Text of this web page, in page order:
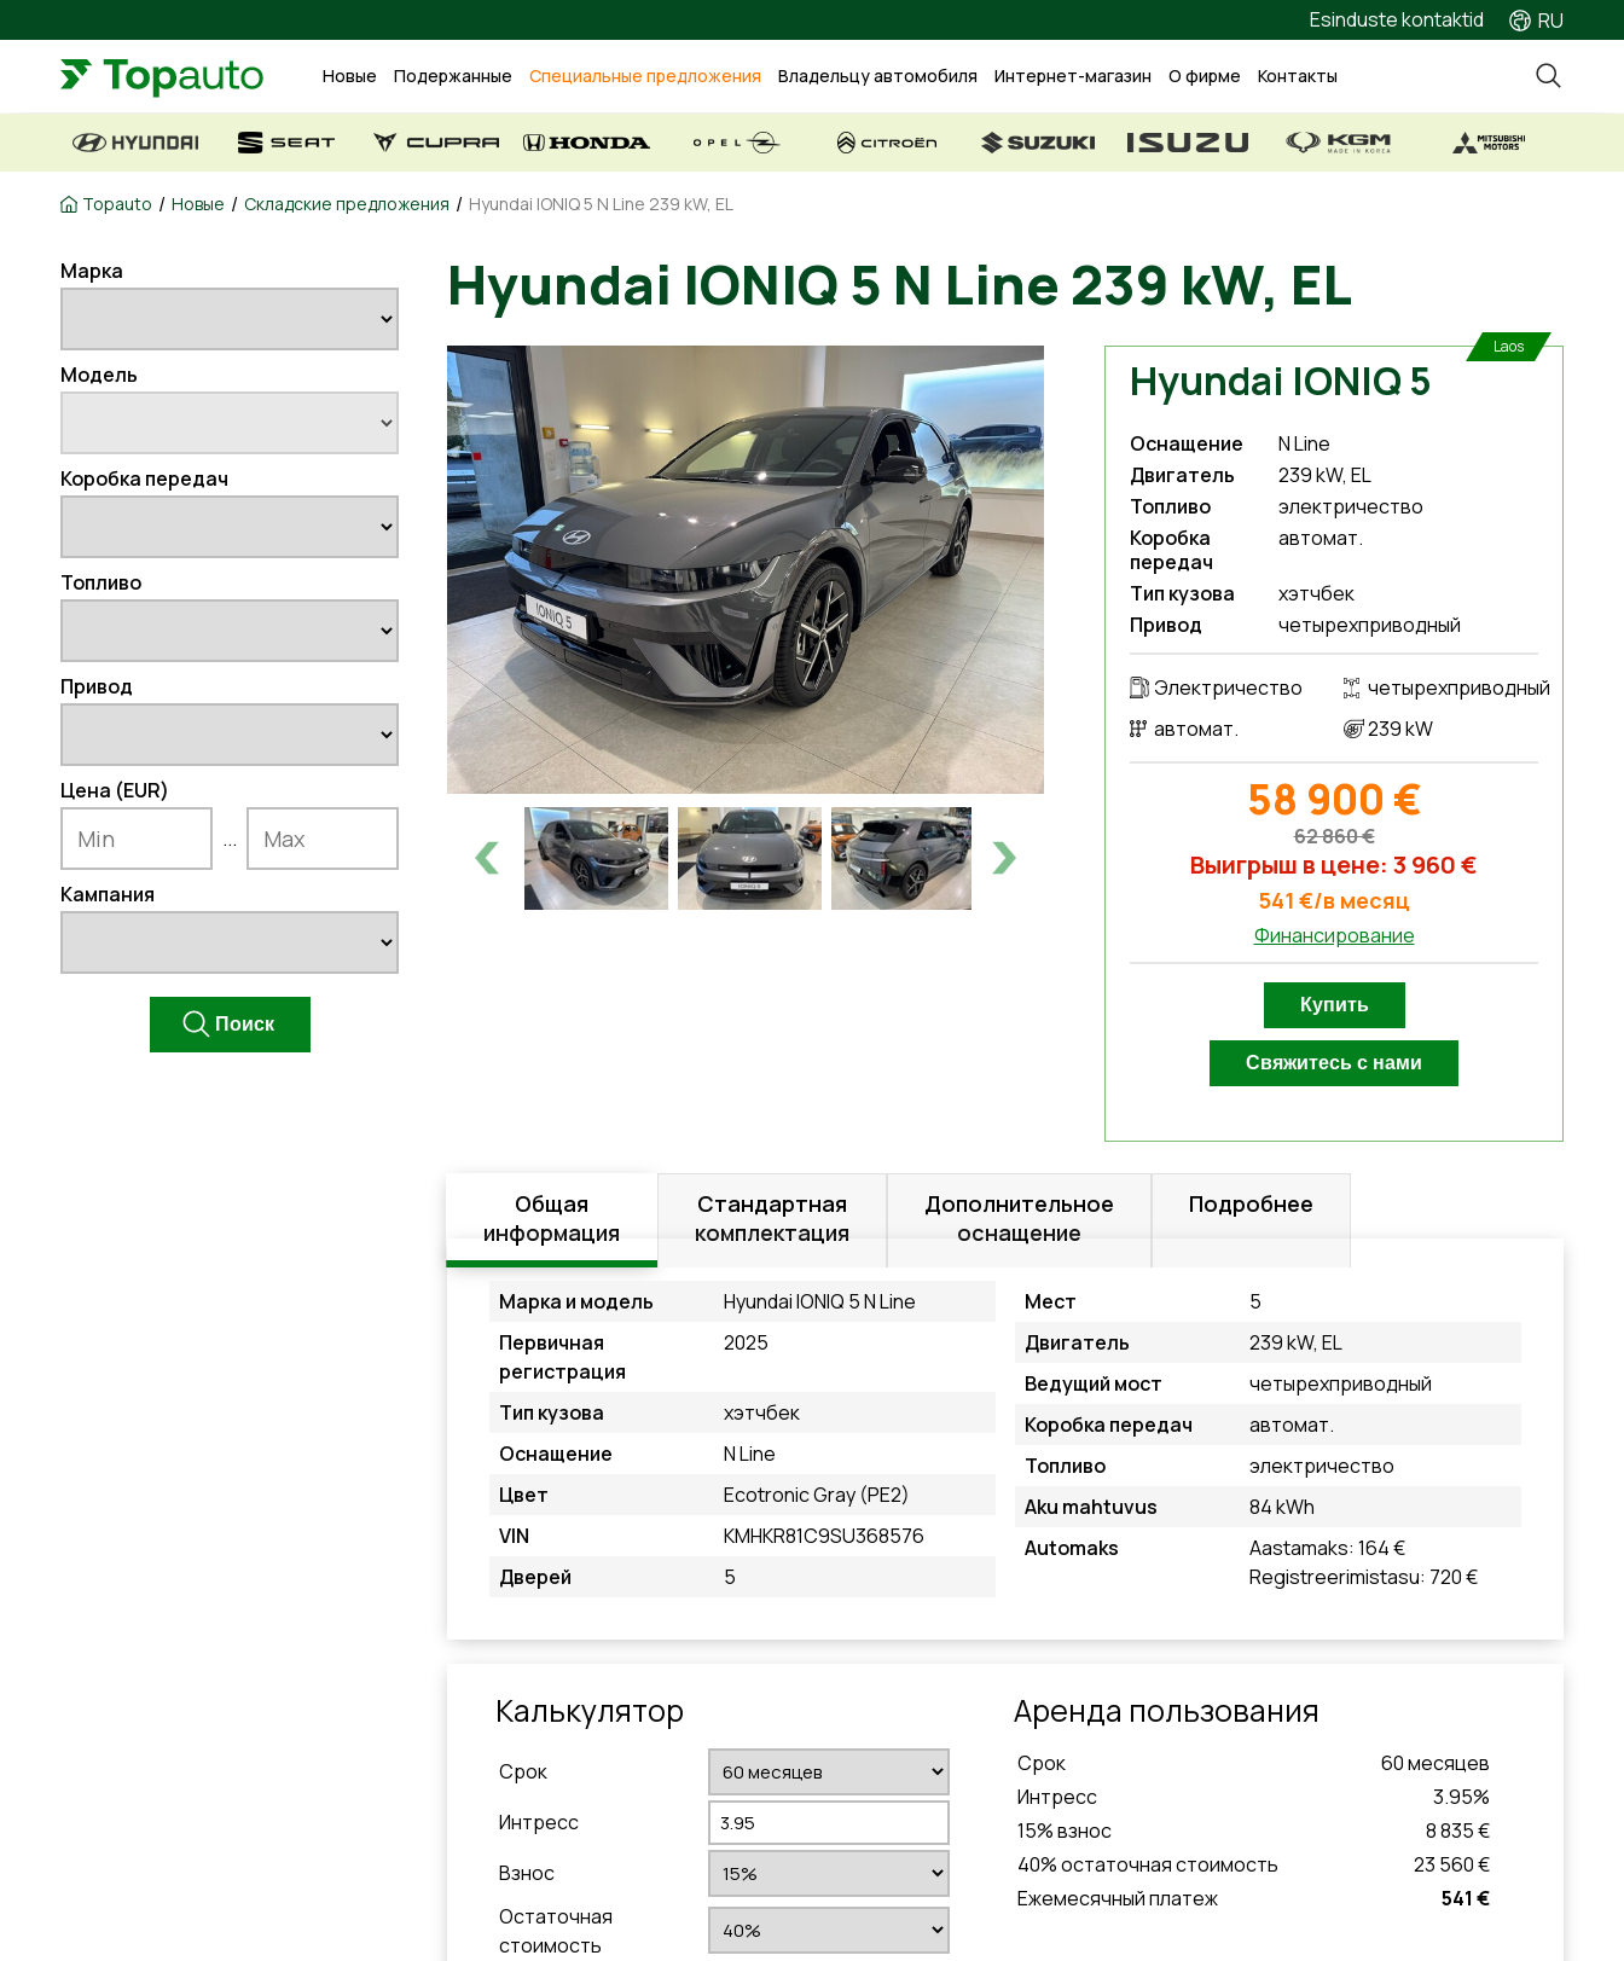
Esinduste kontaktid RU
Новые Подержанные Специальные предложения Владельцу автомобиля Интернет-магазин О фирме Контакты
Topauto / Новые / Складские предложения / Hyundai IONIQ 5 N Line 239 kW, EL
Марка
Модель
Коробка передач
Топливо
Привод
Цена (EUR)
...
Кампания
Hyundai IONIQ 5 N Line 239 kW, EL
Hyundai IONIQ 5
Laos
Оснащение
N Line
Двигатель
239 kW, EL
Топливо
электричество
Коробка
передач
автомат.
Тип кузова
хэтчбек
Привод
четырехприводный
Электричество
автомат.
четырехприводный
239 kW
58 900 €
62 860 €
Выигрыш в цене: 3 960 €
541 €/в месяц
Финансирование
Общая
информация
Стандартная
комплектация
Дополнительное
оснащение
Подробнее
Марка и модель
Hyundai IONIQ 5 N Line
Первичная
регистрация
2025
Тип кузова
хэтчбек
Оснащение
N Line
Цвет
Ecotronic Gray (PE2)
VIN
KMHKR81C9SU368576
Дверей
5
Мест
5
Двигатель
239 kW, EL
Ведущий мост
четырехприводный
Коробка передач
автомат.
Топливо
электричество
Aku mahtuvus
84 kWh
Automaks
Aastamaks: 164 €
Registreerimistasu: 720 €
Калькулятор
Cрок
Интресс
Взнос
Остаточная
стоимость
Aренда пользования
Cрок 60месяцeв
Интресс
3.95%
15% взнос
8 835 €
40% остаточная стоимость
23 560 €
Ежемесячный платеж
541 €